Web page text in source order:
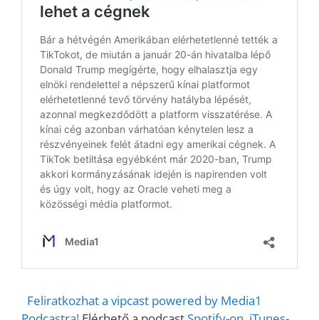
Feliratkozhat a vipcast powered by Media1